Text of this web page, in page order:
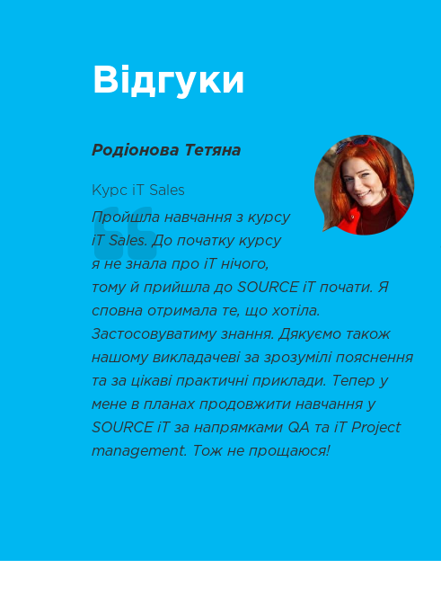
Відгуки
Родіонова Тетяна
Курс iT Sales
Пройшла навчання з курсу
iT Sales. До початку курсу
я не знала про iT нічого,
тому й прийшла до SOURCE iT почати. Я
сповна отримала те, що хотіла.
Застосовуватиму знання. Дякуємо також
нашому викладачеві за зрозумілі пояснення
та за цікаві практичні приклади. Тепер у
мене в планах продовжити навчання у
SOURCE iT за напрямками QA та iT Project
management. Тож не прощаюся!